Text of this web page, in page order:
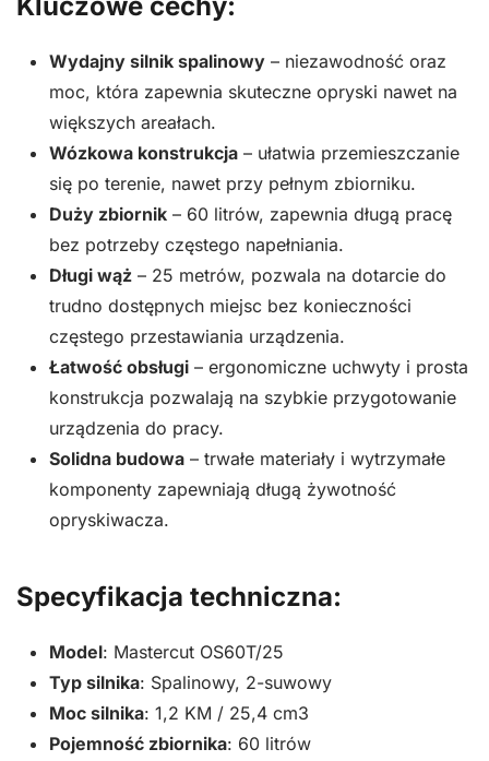
Wydajny silnik spalinowy – niezawodność oraz
moc, która zapewnia skuteczne opryski nawet na
większych areałach.
Wózkowa konstrukcja – ułatwia przemieszczanie
się po terenie, nawet przy pełnym zbiorniku.
Duży zbiornik – 60 litrów, zapewnia długą pracę
bez potrzeby częstego napełniania.
Długi wąż – 25 metrów, pozwala na dotarcie do
trudno dostępnych miejsc bez konieczności
częstego przestawiania urządzenia.
Łatwość obsługi – ergonomiczne uchwyty i prosta
konstrukcja pozwalają na szybkie przygotowanie
urządzenia do pracy.
Solidna budowa – trwałe materiały i wytrzymałe
komponenty zapewniają długą żywotność
opryskiwacza.
Specyfikacja techniczna:
Model: Mastercut OS60T/25
Typ silnika: Spalinowy, 2-suwowy
Moc silnika: 1,2 KM / 25,4 cm3
Pojemność zbiornika: 60 litrów